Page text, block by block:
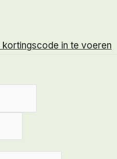
kortingscode in te voeren